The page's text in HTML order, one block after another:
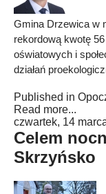
Gmina Drzewica w
rekordową kwotę
oświatowych i
działań
Published in
Read more...
czwartek, 14
Celem
Skrzyńsko